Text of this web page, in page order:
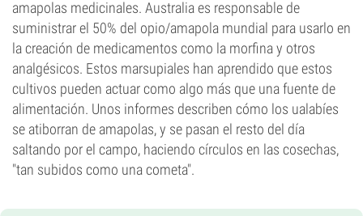
amapolas medicinales. Australia es responsable de
suministrar el 50% del opio/amapola mundial para usarlo en
la creación de medicamentos como la morfina y otros
analgésicos. Estos marsupiales han aprendido que estos
cultivos pueden actuar como algo más que una fuente de
alimentación. Unos informes describen cómo los ualabíes
se atiborran de amapolas, y se pasan el resto del día
saltando por el campo, haciendo círculos en las cosechas,
"tan subidos como una cometa".